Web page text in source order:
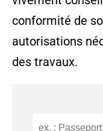
conformité de
autorisations
des travaux.